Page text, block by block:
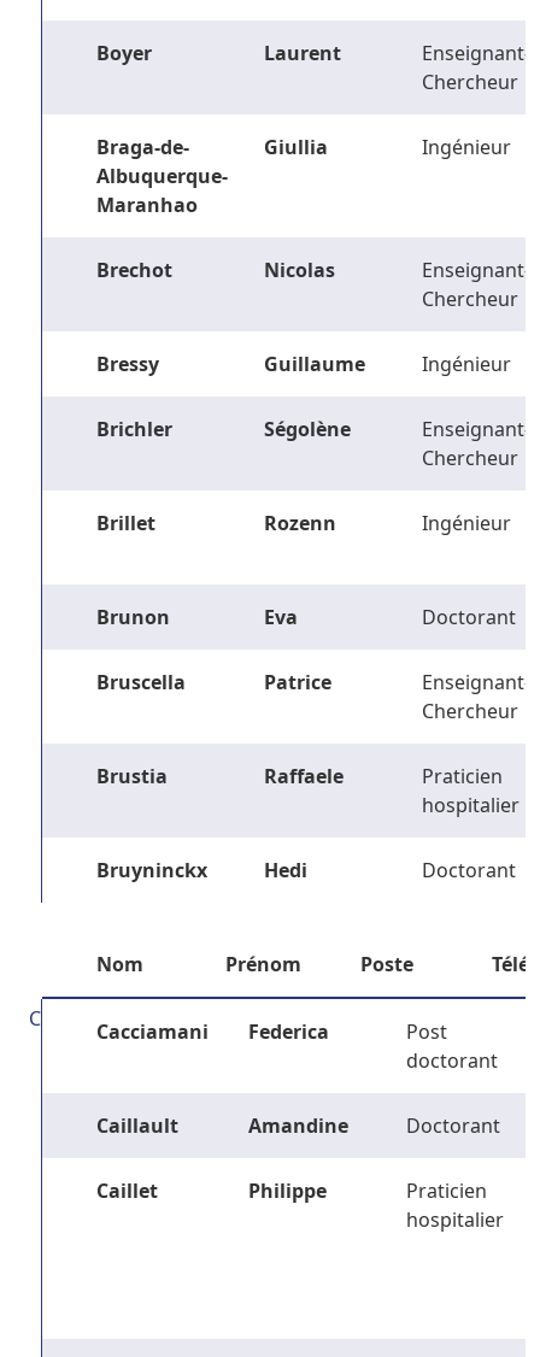
Boyer Laurent
Enseignant-
Chercheur
Braga-de-
Albuquerque-
Maranhao
Giullia Ingénieur
Brechot Nicolas
Enseignant-
Chercheur
Bressy Guillaume Ingénieur
Brichler Ségolène
Enseignant-
Chercheur
Brillet Rozenn Ingénieur
Brunon Eva Doctorant
Bruscella Patrice
Enseignant-
Chercheur
Brustia Raffaele
Praticien
hospitalier
Bruyninckx Hedi Doctorant
Nom Prénom Poste
C Cacciamani Federica
Post
doctorant
Caillault Amandine Doctorant
Caillet Philippe
Praticien
hospitalier